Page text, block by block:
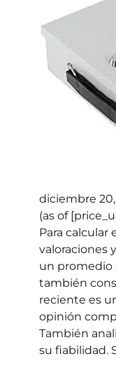
diciembre
(as of
Para calcular
valoraciones
un promedio
también
reciente es
opinión
También
su fiabilidad.